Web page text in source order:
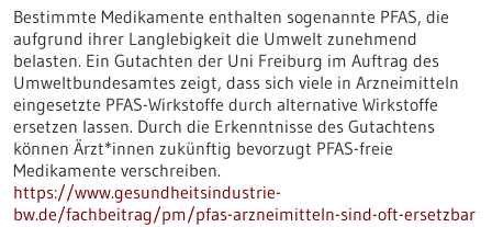
Bestimmte Medikamente enthalten sogenannte PFAS, die
aufgrund ihrer Langlebigkeit die Umwelt zunehmend
belasten. Ein Gutachten der Uni Freiburg im Auftrag des
Umweltbundesamtes zeigt, dass sich viele in Arzneimitteln
eingesetzte PFAS-Wirkstoffe durch alternative Wirkstoffe
ersetzen lassen. Durch die Erkenntnisse des Gutachtens
können Ärzt*innen zukünftig bevorzugt PFAS-freie
Medikamente verschreiben.
https://www.gesundheitsindustrie-
bw.de/fachbeitrag/pm/pfas-arzneimitteln-sind-oft-ersetzbar